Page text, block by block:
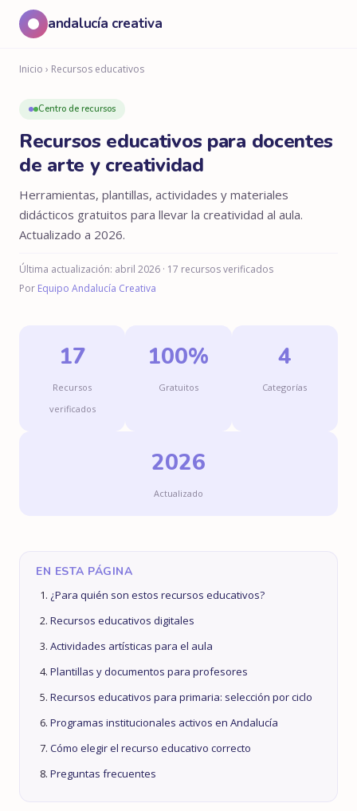
andalucía creativa
Inicio › Recursos educativos
Centro de recursos
Recursos educativos para docentes
de arte y creatividad
Herramientas, plantillas, actividades y materiales
didácticos gratuitos para llevar la creatividad al aula.
Actualizado a 2026.
Última actualización: abril 2026 · 17 recursos verificados
Por Equipo Andalucía Creativa
17
Recursos
verificados
100%
Gratuitos
4
Categorías
2026
Actualizado
EN ESTA PÁGINA
¿Para quién son estos recursos educativos?
Recursos educativos digitales
Actividades artísticas para el aula
Plantillas y documentos para profesores
Recursos educativos para primaria: selección por ciclo
Programas institucionales activos en Andalucía
Cómo elegir el recurso educativo correcto
Preguntas frecuentes